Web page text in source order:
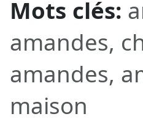
Mots clés:
amandes,
amandes,
maison